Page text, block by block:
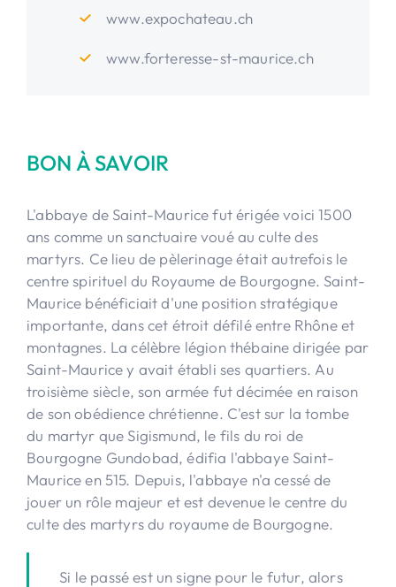
www.expochateau.ch
www.forteresse-st-maurice.ch
BON À SAVOIR
L'abbaye de Saint-Maurice fut érigée voici 1500
ans comme un sanctuaire voué au culte des
martyrs. Ce lieu de pèlerinage était autrefois le
centre spirituel du Royaume de Bourgogne. Saint-
Maurice bénéficiait d'une position stratégique
importante, dans cet étroit défilé entre Rhône et
montagnes. La célèbre légion thébaine dirigée par
Saint-Maurice y avait établi ses quartiers. Au
troisième siècle, son armée fut décimée en raison
de son obédience chrétienne. C'est sur la tombe
du martyr que Sigismund, le fils du roi de
Bourgogne Gundobad, édifia l'abbaye Saint-
Maurice en 515. Depuis, l'abbaye n'a cessé de
jouer un rôle majeur et est devenue le centre du
culte des martyrs du royaume de Bourgogne.
Si le passé est un signe pour le futur, alors